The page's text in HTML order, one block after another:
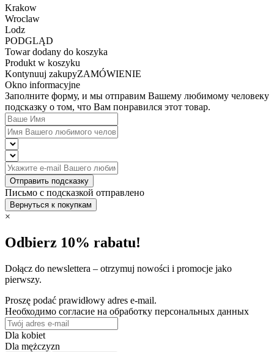
Krakow
Wroclaw
Lodz
PODGLĄD
Towar dodany do koszyka
Produkt w koszyku
Kontynuuj zakupyZAMÓWIENIE
Okno informacyjne
Заполните форму, и мы отправим Вашему любимому человеку
подсказку о том, что Вам понравился этот товар.
Отправить подсказку
Письмо с подсказкой отправлено
Вернуться к покупкам
×
Odbierz 10% rabatu!
Dołącz do newslettera – otrzymuj nowości i promocje jako
pierwszy.
Proszę podać prawidłowy adres e-mail.
Необходимо согласие на обработку персональных данных
Dla kobiet
Dla mężczyzn